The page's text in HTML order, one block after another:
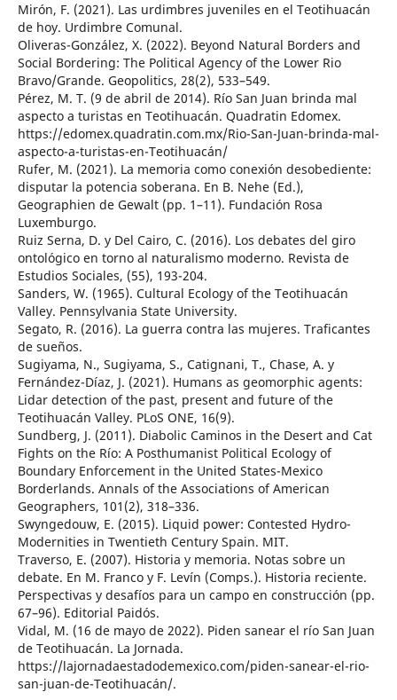
Mirón, F. (2021). Las urdimbres juveniles en el Teotihuacán
de hoy. Urdimbre Comunal.
Oliveras-González, X. (2022). Beyond Natural Borders and
Social Bordering: The Political Agency of the Lower Rio
Bravo/Grande. Geopolitics, 28(2), 533–549.
Pérez, M. T. (9 de abril de 2014). Río San Juan brinda mal
aspecto a turistas en Teotihuacán. Quadratin Edomex.
https://edomex.quadratin.com.mx/Rio-San-Juan-brinda-mal-
aspecto-a-turistas-en-Teotihuacán/
Rufer, M. (2021). La memoria como conexión desobediente:
disputar la potencia soberana. En B. Nehe (Ed.),
Geographien de Gewalt (pp. 1–11). Fundación Rosa
Luxemburgo.
Ruiz Serna, D. y Del Cairo, C. (2016). Los debates del giro
ontológico en torno al naturalismo moderno. Revista de
Estudios Sociales, (55), 193-204.
Sanders, W. (1965). Cultural Ecology of the Teotihuacán
Valley. Pennsylvania State University.
Segato, R. (2016). La guerra contra las mujeres. Traficantes
de sueños.
Sugiyama, N., Sugiyama, S., Catignani, T., Chase, A. y
Fernández-Díaz, J. (2021). Humans as geomorphic agents:
Lidar detection of the past, present and future of the
Teotihuacán Valley. PLoS ONE, 16(9).
Sundberg, J. (2011). Diabolic Caminos in the Desert and Cat
Fights on the Río: A Posthumanist Political Ecology of
Boundary Enforcement in the United States-Mexico
Borderlands. Annals of the Associations of American
Geographers, 101(2), 318–336.
Swyngedouw, E. (2015). Liquid power: Contested Hydro-
Modernities in Twentieth Century Spain. MIT.
Traverso, E. (2007). Historia y memoria. Notas sobre un
debate. En M. Franco y F. Levín (Comps.). Historia reciente.
Perspectivas y desafíos para un campo en construcción (pp.
67–96). Editorial Paidós.
Vidal, M. (16 de mayo de 2022). Piden sanear el río San Juan
de Teotihuacán. La Jornada.
https://lajornadaestadodemexico.com/piden-sanear-el-rio-
san-juan-de-Teotihuacán/.